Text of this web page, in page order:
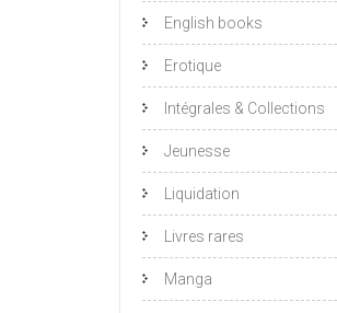
English books
Erotique
Intégrales & Collections
Jeunesse
Liquidation
Livres rares
Manga